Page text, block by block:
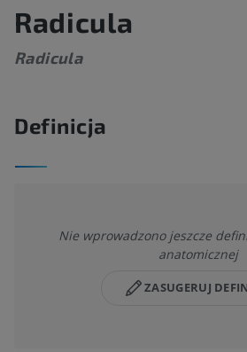
Radicula
Radicula
Definicja
Nie wprowadzono jeszcze
anatomicznej
ZASUGERUJ